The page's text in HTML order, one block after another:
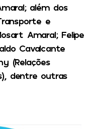
além dos
e
Amaral; Felipe
Cavalcante
(Relações
dentre outras